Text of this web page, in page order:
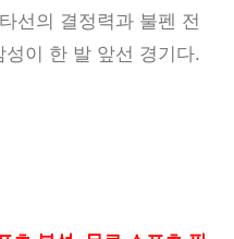
타선의 결정력과 불펜 전
성이 한 발 앞선 경기다.